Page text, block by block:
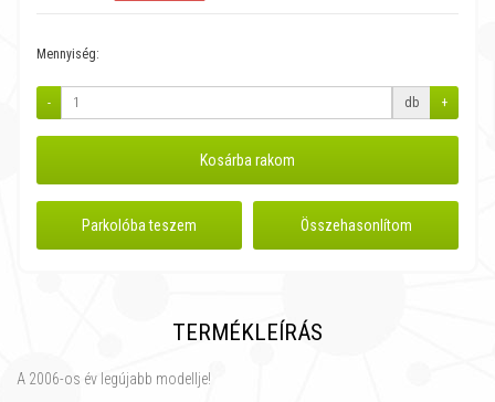
Mennyiség:
- db +
Kosárba rakom
Parkolóba teszem Összehasonlítom
TERMÉKLEÍRÁS
A 2006-os év legújabb modellje!